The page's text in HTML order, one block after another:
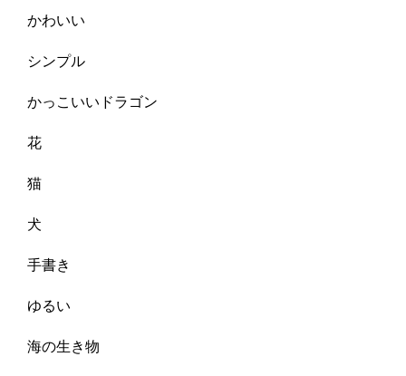
かわいい
シンプル
かっこいいドラゴン
花
猫
犬
手書き
ゆるい
海の生き物